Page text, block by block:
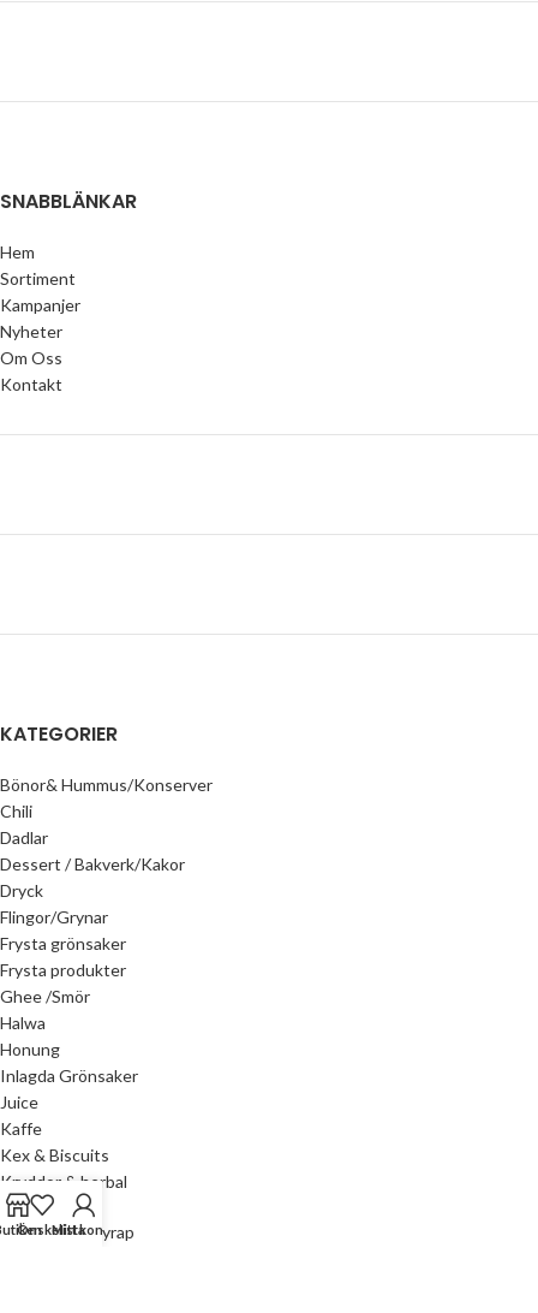
SNABBLÄNKAR
Hem
Sortiment
Kampanjer
Nyheter
Om Oss
Kontakt
KATEGORIER
Bönor& Hummus/Konserver
Chili
Dadlar
Dessert / Bakverk/Kakor
Dryck
Flingor/Grynar
Frysta grönsaker
Frysta produkter
Ghee /Smör
Halwa
Honung
Inlagda Grönsaker
Juice
Kaffe
Kex & Biscuits
Kryddor & herbal
Marmelad & Syrap
ÖnskelistaMitt konto